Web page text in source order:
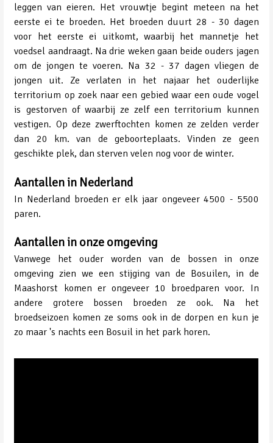
leggen van eieren. Het vrouwtje begint meteen na het
eerste ei te broeden. Het broeden duurt 28 - 30 dagen
voor het eerste ei uitkomt, waarbij het mannetje het
voedsel aandraagt. Na drie weken gaan beide ouders jagen
om de jongen te voeren. Na 32 - 37 dagen vliegen de
jongen uit. Ze verlaten in het najaar het ouderlijke
territorium op zoek naar een gebied waar een oude vogel
is gestorven of waarbij ze zelf een territorium kunnen
vestigen. Op deze zwerftochten komen ze zelden verder
dan 20 km. van de geboorteplaats. Vinden ze geen
geschikte plek, dan sterven velen nog voor de winter.
Aantallen in Nederland
In Nederland broeden er elk jaar ongeveer 4500 - 5500
paren.
Aantallen in onze omgeving
Vanwege het ouder worden van de bossen in onze
omgeving zien we een stijging van de Bosuilen, in de
Maashorst komen er ongeveer 10 broedparen voor. In
andere grotere bossen broeden ze ook. Na het
broedseizoen komen ze soms ook in de dorpen en kun je
zo maar 's nachts een Bosuil in het park horen.